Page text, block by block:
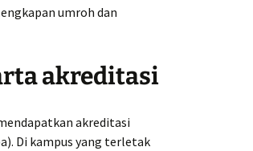
umroh dan
akreditasi
akreditasi
Di kampus yang terletak